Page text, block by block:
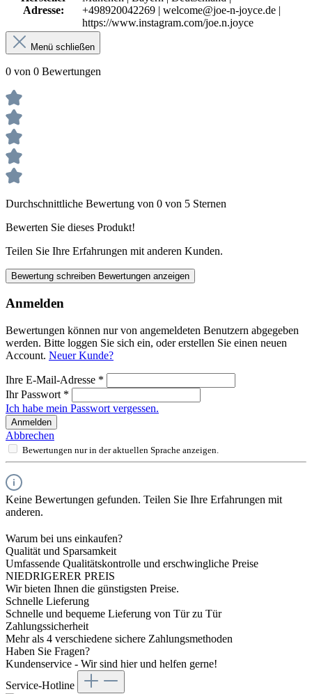
Adresse:
+498920042269 | welcome@joe-n-joyce.de |
https://www.instagram.com/joe.n.joyce
Menü schließen
0 von 0 Bewertungen
Durchschnittliche Bewertung von 0 von 5 Sternen
Bewerten Sie dieses Produkt!
Teilen Sie Ihre Erfahrungen mit anderen Kunden.
Bewertung schreiben Bewertungen anzeigen
Anmelden
Bewertungen können nur von angemeldeten Benutzern abgegeben
werden. Bitte loggen Sie sich ein, oder erstellen Sie einen neuen
Account. Neuer Kunde?
Ihre E-Mail-Adresse *
Ihr Passwort *
Ich habe mein Passwort vergessen.
Anmelden
Abbrechen
Bewertungen nur in der aktuellen Sprache anzeigen.
Keine Bewertungen gefunden. Teilen Sie Ihre Erfahrungen mit
anderen.
Warum bei uns einkaufen?
Qualität und Sparsamkeit
Umfassende Qualitätskontrolle und erschwingliche Preise
NIEDRIGERER PREIS
Wir bieten Ihnen die günstigsten Preise.
Schnelle Lieferung
Schnelle und bequeme Lieferung von Tür zu Tür
Zahlungssicherheit
Mehr als 4 verschiedene sichere Zahlungsmethoden
Haben Sie Fragen?
Kundenservice - Wir sind hier und helfen gerne!
Service-Hotline